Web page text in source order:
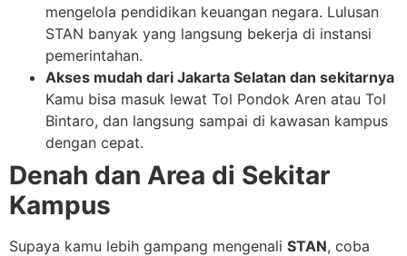
mengelola pendidikan keuangan negara. Lulusan
STAN banyak yang langsung bekerja di instansi
pemerintahan.
Akses mudah dari Jakarta Selatan dan sekitarnya
Kamu bisa masuk lewat Tol Pondok Aren atau Tol
Bintaro, dan langsung sampai di kawasan kampus
dengan cepat.
Denah dan Area di Sekitar
Kampus
Supaya kamu lebih gampang mengenali STAN, coba